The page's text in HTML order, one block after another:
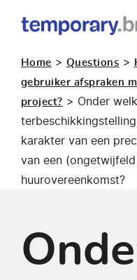
tijdelijk
Home > Questions >
gebruiker afspraken
project? > Onder
karakter van een
van een
huurovereenkomst?